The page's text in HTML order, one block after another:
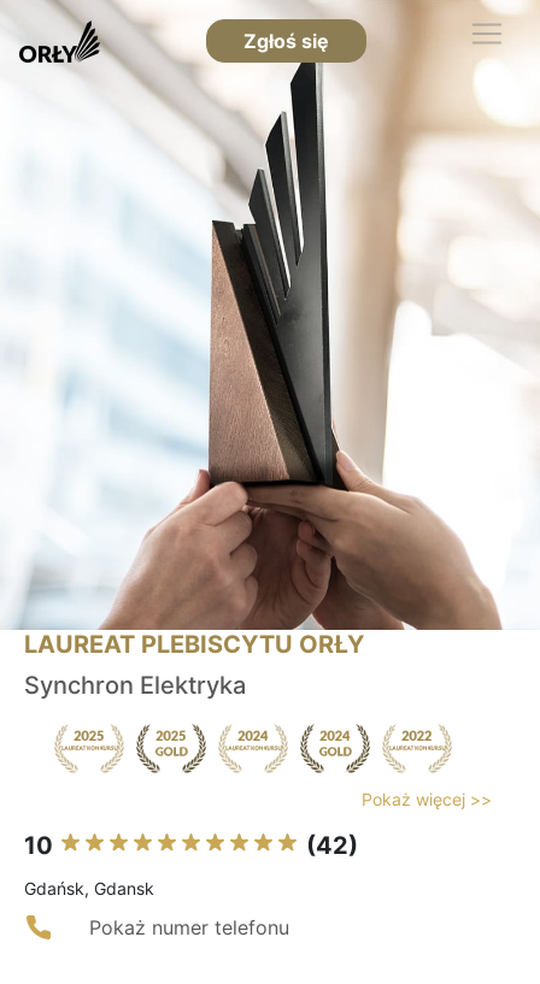
Zgłoś się
LAUREAT PLEBISCYTU ORŁY
Synchron Elektryka
Pokaż więcej >>
10 (42)
Gdańsk, Gdansk
Pokaż numer telefonu